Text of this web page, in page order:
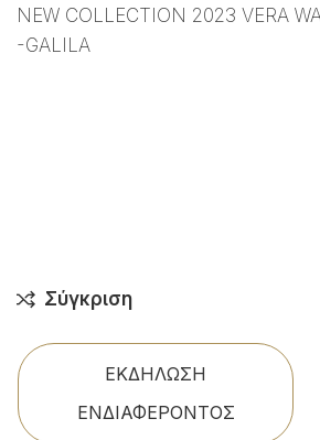
NEW COLLECTION 2023 VERA
-GALILA
Σύγκριση
ΕΚΔΗΛΩΣΗ
ΕΝΔΙΑΦΕΡΟΝΤΟΣ